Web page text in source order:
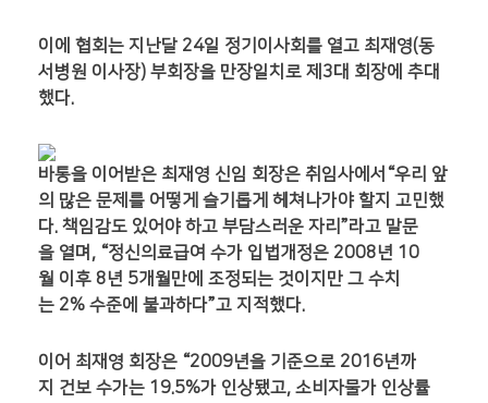
이에 협회는 지난달 24일 정기이사회를 열고 최재영(동
서병원 이사장) 부회장을 만장일치로 제3대 회장에 추대
했다.
바통을 이어받은 최재영 신임 회장은 취임사에서“우리 앞
의 많은 문제를 어떻게 슬기롭게 헤쳐나가야 할지 고민했
다. 책임감도 있어야 하고 부담스러운 자리”라고 말문
을 열며, “정신의료급여 수가 입법개정은 2008년 10
월 이후 8년 5개월만에 조정되는 것이지만 그 수치
는 2% 수준에 불과하다”고 지적했다.
이어 최재영 회장은 “2009년을 기준으로 2016년까
지 건보 수가는 19.5%가 인상됐고, 소비자물가 인상률